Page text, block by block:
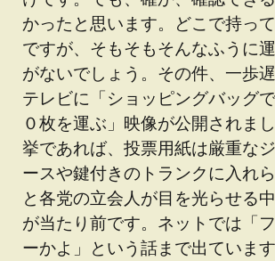
かったと思います。どこで持っ
ですが、そもそもそんなふうに
がないでしょう。その件、一歩
テレビに「ショッピングバッグ
０枚を運ぶ」映像が公開されま
挙であれば、投票用紙は厳重な
ースや鍵付きのトランクに入れ
と各党の立会人が目を光らせる
が当たり前です。ネットでは「
ーかよ」という話まで出ています